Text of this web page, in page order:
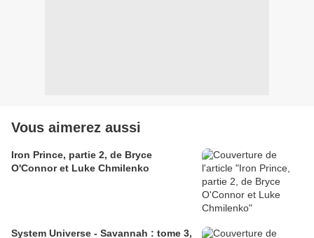
Vous aimerez aussi
Iron Prince, partie 2, de Bryce
O'Connor et Luke Chmilenko
System Universe - Savannah : tome 3,